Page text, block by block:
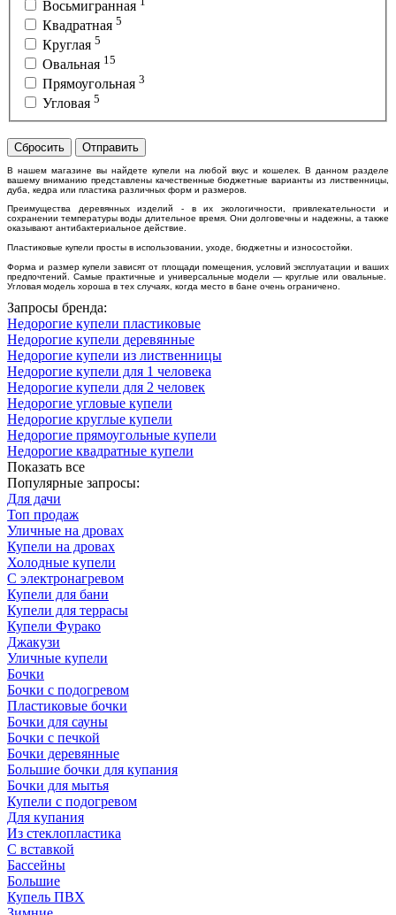
Восьмигранная
Квадратная 5
Круглая 5
Овальная 15
Прямоугольная 3
Угловая 5
Сбросить Отправить
В нашем магазине вы найдете купели на любой вкус и кошелек. В данном разделе
вашему вниманию представлены качественные бюджетные варианты из лиственницы,
дуба, кедра или пластика различных форм и размеров.
Преимущества деревянных изделий - в их экологичности, привлекательности и
сохранении температуры воды длительное время. Они долговечны и надежны, а также
оказывают антибактериальное действие.
Пластиковые купели просты в использовании, уходе, бюджетны и износостойки.
Форма и размер купели зависят от площади помещения, условий эксплуатации и ваших
предпочтений. Самые практичные и универсальные модели — круглые или овальные.
Угловая модель хороша в тех случаях, когда место в бане очень ограничено.
Запросы бренда:
Недорогие купели пластиковые
Недорогие купели деревянные
Недорогие купели из лиственницы
Недорогие купели для 1 человека
Недорогие купели для 2 человек
Недорогие угловые купели
Недорогие круглые купели
Недорогие прямоугольные купели
Недорогие квадратные купели
Показать все
Популярные запросы:
Для дачи
Топ продаж
Уличные на дровах
Купели на дровах
Холодные купели
С электронагревом
Купели для бани
Купели для террасы
Купели Фурако
Джакузи
Уличные купели
Бочки
Бочки с подогревом
Пластиковые бочки
Бочки для сауны
Бочки с печкой
Бочки деревянные
Большие бочки для купания
Бочки для мытья
Купели с подогревом
Для купания
Из стеклопластика
С вставкой
Бассейны
Большие
Купель ПВХ